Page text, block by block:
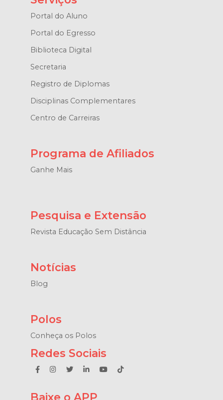
Portal do Aluno
Portal do Egresso
Biblioteca Digital
Secretaria
Registro de Diplomas
Disciplinas Complementares
Centro de Carreiras
Programa de Afiliados
Ganhe Mais
Pesquisa e Extensão
Revista Educação Sem Distância
Notícias
Blog
Polos
Conheça os Polos
Redes Sociais
Baixe o APP